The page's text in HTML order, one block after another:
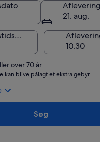
21. aug.
Afhentningstidspunkt
over 70 år
kan blive pålagt et ekstra gebyr.
Søg